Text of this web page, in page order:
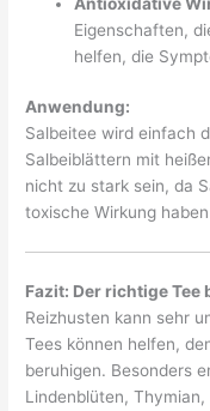
Eigenschaften,
helfen, die
Anwendung:
Salbeitee wird einfach
Salbeiblättern mit
nicht zu stark sein, da
toxische Wirkung
Fazit: Der richtige Tee
Reizhusten kann sehr
Tees können helfen,
beruhigen. Besonders
Lindenblüten,